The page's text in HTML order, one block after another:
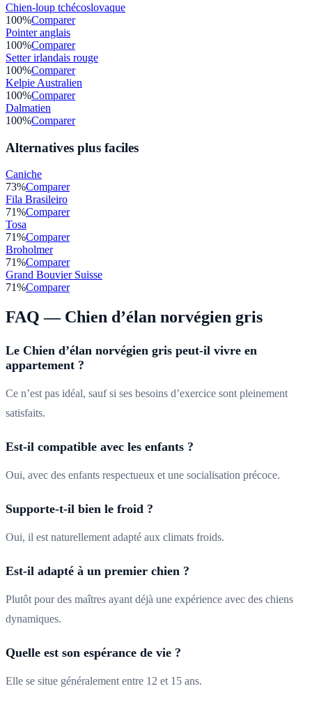
Chien-loup tchécoslovaque
100%Comparer
Pointer anglais
100%Comparer
Setter irlandais rouge
100%Comparer
Kelpie Australien
100%Comparer
Dalmatien
100%Comparer
Alternatives plus faciles
Caniche
73%Comparer
Fila Brasileiro
71%Comparer
Tosa
71%Comparer
Broholmer
71%Comparer
Grand Bouvier Suisse
71%Comparer
FAQ — Chien d’élan norvégien gris
Le Chien d’élan norvégien gris peut-il vivre en
appartement ?
Ce n’est pas idéal, sauf si ses besoins d’exercice sont pleinement
satisfaits.
Est-il compatible avec les enfants ?
Oui, avec des enfants respectueux et une socialisation précoce.
Supporte-t-il bien le froid ?
Oui, il est naturellement adapté aux climats froids.
Est-il adapté à un premier chien ?
Plutôt pour des maîtres ayant déjà une expérience avec des chiens
dynamiques.
Quelle est son espérance de vie ?
Elle se situe généralement entre 12 et 15 ans.